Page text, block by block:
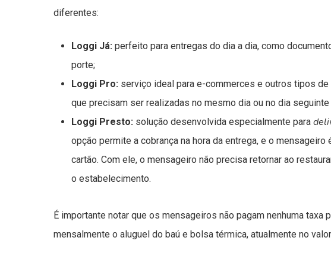
diferentes:
Loggi Já: perfeito para entregas do dia a dia, como
porte;
Loggi Pro: serviço ideal para e-commerces e outros tipos de
que precisam ser realizadas no mesmo dia ou no dia seguinte
Loggi Presto: solução desenvolvida especialmente para
opção permite a cobrança na hora da entrega, e o
cartão. Com ele, o mensageiro não precisa retornar ao
o estabelecimento.
É importante notar que os mensageiros não pagam nenhuma taxa
mensalmente o aluguel do baú e bolsa térmica, atualmente no